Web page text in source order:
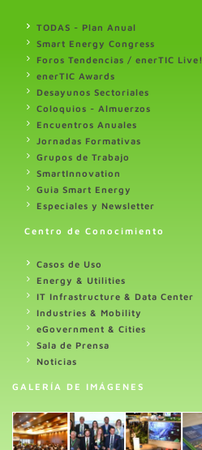
TODAS - Plan Anual
Smart Energy Congress
Foros Tendencias / enerTIC Live!
enerTIC Awards
Desayunos Sectoriales
Coloquios - Almuerzos
Encuentros Anuales
Jornadas Formativas
Grupos de Trabajo
SmartInnovation
Guia Smart Energy
Especiales y Newsletter
Centro de Conocimiento
Casos de Uso
Energy & Utilities
IT Infrastructure & Data Center
Industries & Mobility
eGovernment & Cities
Sala de Prensa
Noticias
GALERÍA DE IMÁGENES